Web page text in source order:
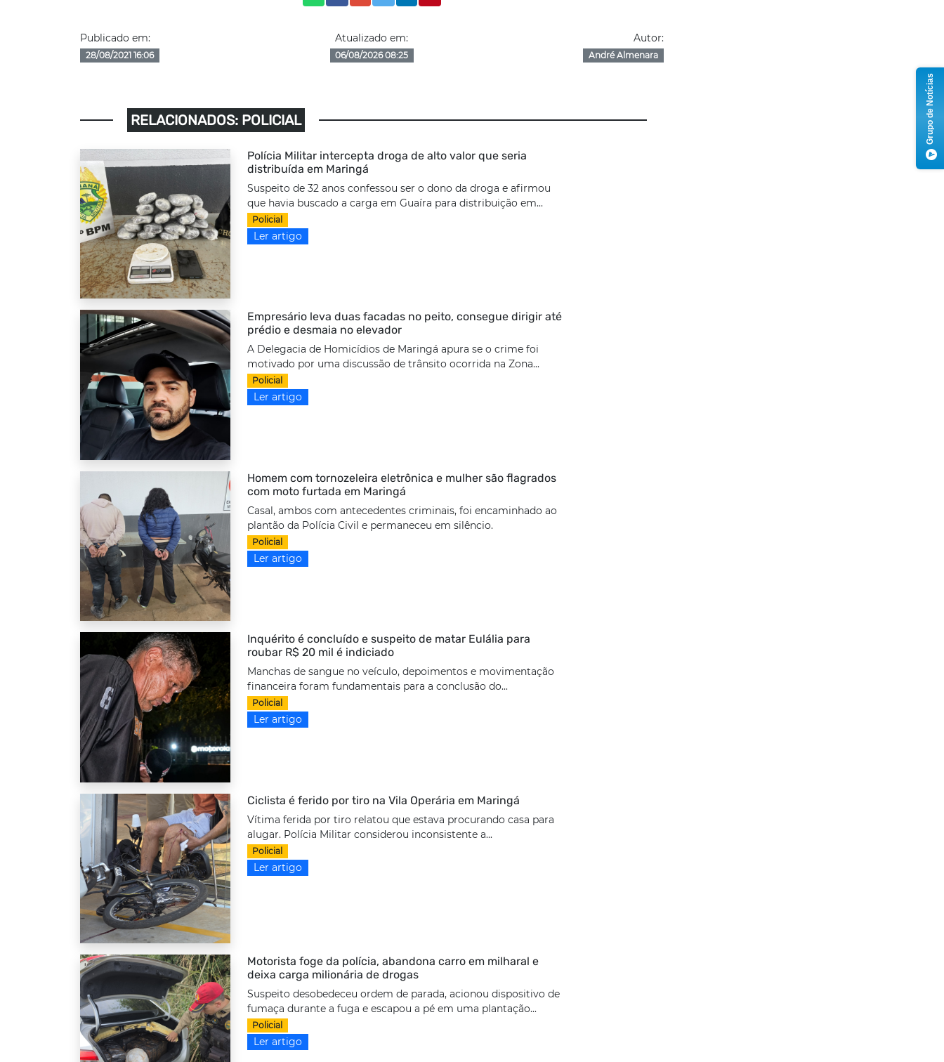
Publicado em:
28/08/2021 16:06
Atualizado em:
06/08/2026 08:25
Autor:
André Almenara
RELACIONADOS: POLICIAL
Polícia Militar intercepta droga de alto valor que seria
distribuída em Maringá
Suspeito de 32 anos confessou ser o dono da droga e afirmou
que havia buscado a carga em Guaíra para distribuição em...
Policial
Ler artigo
Empresário leva duas facadas no peito, consegue dirigir até
prédio e desmaia no elevador
A Delegacia de Homicídios de Maringá apura se o crime foi
motivado por uma discussão de trânsito ocorrida na Zona...
Policial
Ler artigo
Homem com tornozeleira eletrônica e mulher são flagrados
com moto furtada em Maringá
Casal, ambos com antecedentes criminais, foi encaminhado ao
plantão da Polícia Civil e permaneceu em silêncio.
Policial
Ler artigo
Inquérito é concluído e suspeito de matar Eulália para
roubar R$ 20 mil é indiciado
Manchas de sangue no veículo, depoimentos e movimentação
financeira foram fundamentais para a conclusão do...
Policial
Ler artigo
Ciclista é ferido por tiro na Vila Operária em Maringá
Vítima ferida por tiro relatou que estava procurando casa para
alugar. Polícia Militar considerou inconsistente a...
Policial
Ler artigo
Motorista foge da polícia, abandona carro em milharal e
deixa carga milionária de drogas
Suspeito desobedeceu ordem de parada, acionou dispositivo de
fumaça durante a fuga e escapou a pé em uma plantação...
Policial
Ler artigo
Grupo de Notícias